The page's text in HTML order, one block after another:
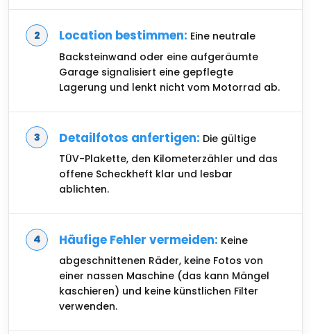
Location bestimmen: Eine neutrale
Backsteinwand oder eine aufgeräumte
Garage signalisiert eine gepflegte
Lagerung und lenkt nicht vom Motorrad ab.
Detailfotos anfertigen: Die gültige
TÜV-Plakette, den Kilometerzähler und das
offene Scheckheft klar und lesbar
ablichten.
Häufige Fehler vermeiden: Keine
abgeschnittenen Räder, keine Fotos von
einer nassen Maschine (das kann Mängel
kaschieren) und keine künstlichen Filter
verwenden.